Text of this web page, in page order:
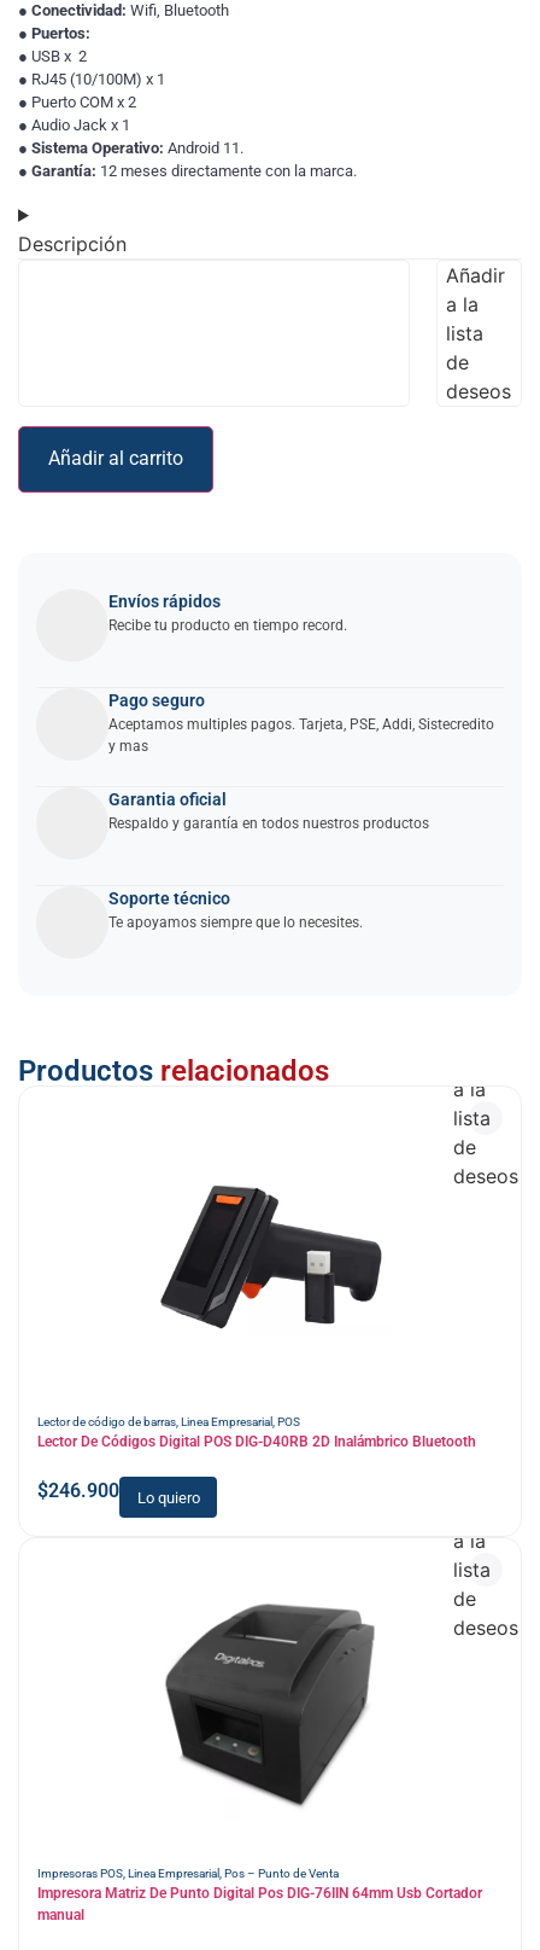
● Conectividad: Wifi, Bluetooth
● Puertos:
● USB x 2
● RJ45 (10/100M) x 1
● Puerto COM x 2
● Audio Jack x 1
● Sistema Operativo: Android 11.
● Garantía: 12 meses directamente con la marca.
Descripción
Añadir al carrito
Añadir
a la
lista
de
deseos
Envíos rápidos
Recibe tu producto en tiempo record.
Pago seguro
Aceptamos multiples pagos. Tarjeta, PSE, Addi, Sistecredito
y mas
Garantia oficial
Respaldo y garantía en todos nuestros productos
Soporte técnico
Te apoyamos siempre que lo necesites.
Productos relacionados
Lector de código de barras Linea Empresarial POS
Lector De Códigos Digital POS DIG-D40RB 2D Inalámbrico Bluetooth
$246.900 Lo quiero
a la
lista
de
deseos
Impresoras POS Linea Empresarial Pos – Punto de Venta
Impresora Matriz De Punto Digital Pos DIG-76IIN 64mm Usb Cortador
manual
a la
lista
de
deseos